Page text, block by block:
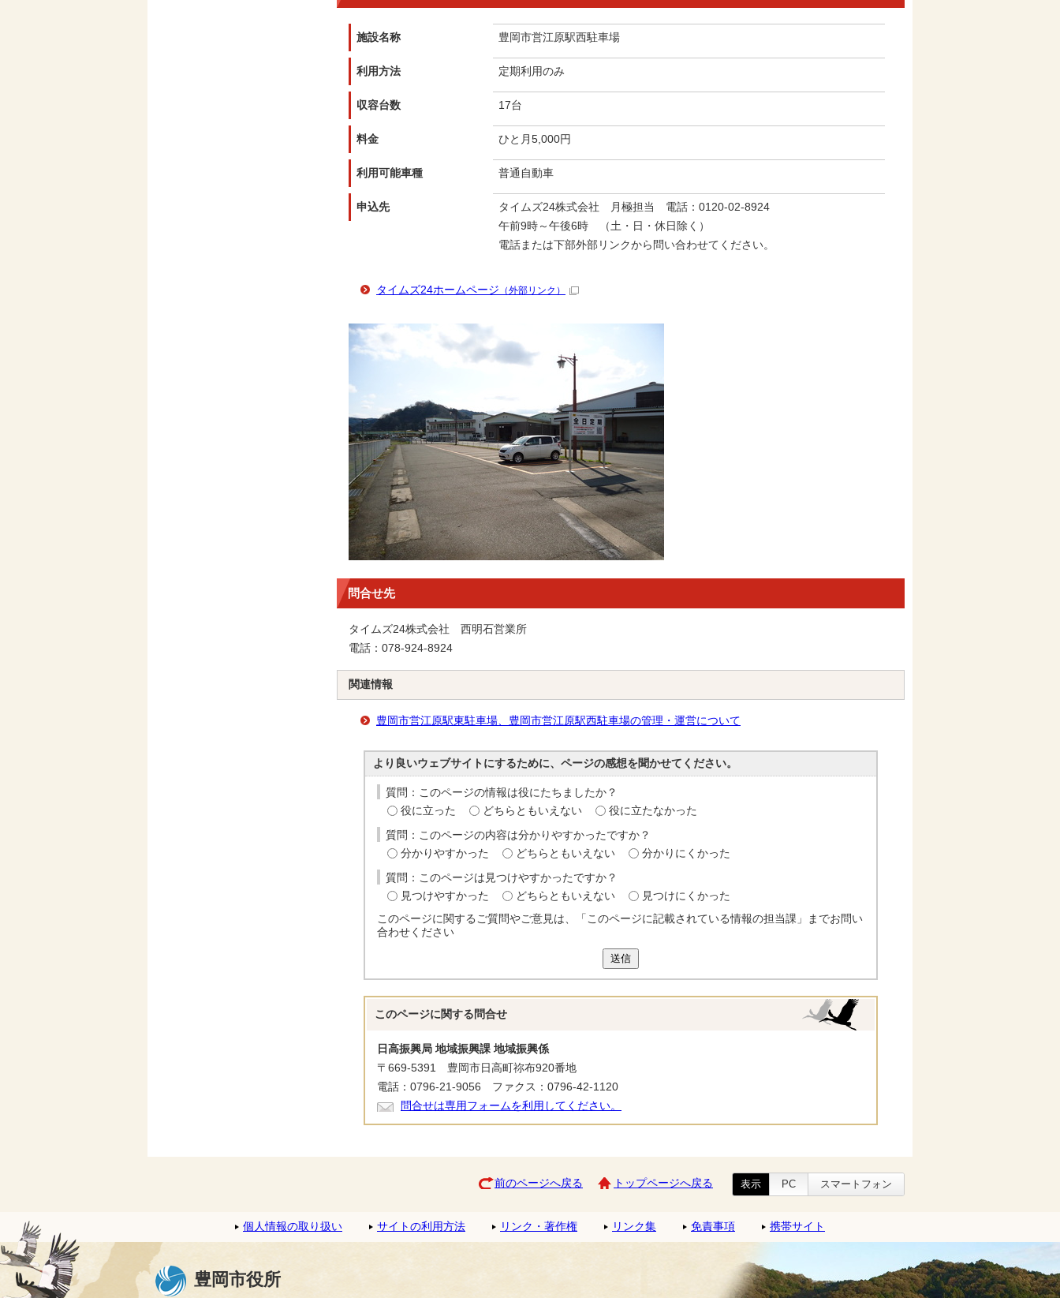
施設名称 豊岡市営江原駅西駐車場
利用方法 定期利用のみ
収容台数 17台
料金 ひと月5,000円
利用可能車種 普通自動車
申込先
タイムズ24株式会社 月極担当 電話：0120-02-8924
午前9時～午後6時 （土・日・休日除く）
電話または下部外部リンクから問い合わせてください。
タイムズ24ホームページ （外部リンク）
問合せ先
タイムズ24株式会社 西明石営業所
電話：078-924-8924
関連情報
豊岡市営江原駅東駐車場、豊岡市営江原駅西駐車場の管理・運営について
より良いウェブサイトにするために、ページの感想を聞かせてください。
質問：このページの情報は役にたちましたか？
役に立った
どちらともいえない 役に立たなかった
質問：このページの内容は分かりやすかったですか？
分かりやすかった
どちらともいえない 分かりにくかった
質問：このページは見つけやすかったですか？
見つけやすかった
どちらともいえない
見つけにくかった
このページに関するご質問やご意見は、「このページに記載されている情報の担当課」までお問い
合わせください
送信
このページに関する 問合せ
日高振興局 地域振興課 地域振興係
〒669-5391 豊岡市日高町祢布920番地
電話：0796-21-9056 ファクス：0796-42-1120
問合せは専用フォームを利用してください。
前のページへ戻る トップページへ戻る 表示 PC スマートフォン
個人情報の取り扱い サイトの利用方法 リンク・著作権 リンク集 免責事項 携帯サイト
豊岡市役所